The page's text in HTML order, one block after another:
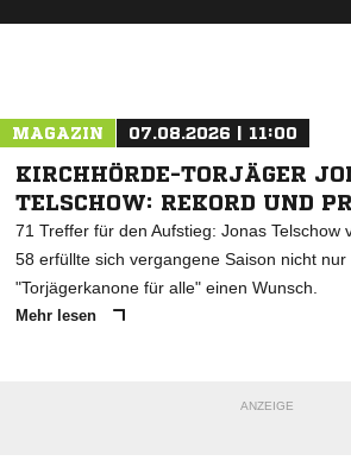
MAGAZIN 07.08.2026 | 11:00
KIRCHHÖRDE-TORJÄGER
TELSCHOW: REKORD UND
71 Treffer für den Aufstieg: Jonas Telschow
58 erfüllte sich vergangene Saison nicht
"Torjägerkanone für alle" einen Wunsch.
Mehr lesen
ANZEIGE